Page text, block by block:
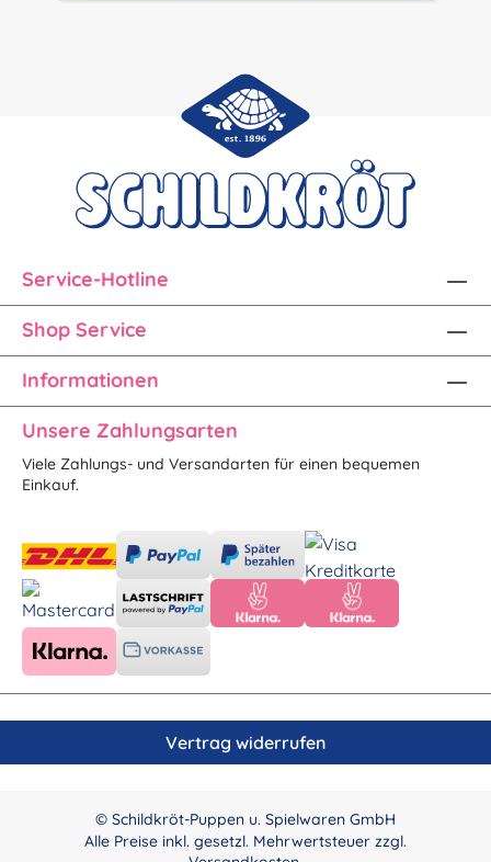
Service-Hotline
Shop Service
Informationen
Unsere Zahlungsarten
Viele Zahlungs- und Versandarten für einen bequemen
Einkauf.
Vertrag widerrufen
© Schildkröt-Puppen u. Spielwaren GmbH
Alle Preise inkl. gesetzl. Mehrwertsteuer zzgl.